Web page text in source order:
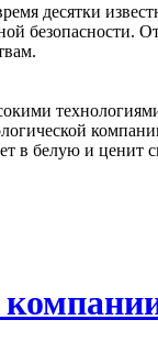
десятки
безопасности.
в белую и ценит